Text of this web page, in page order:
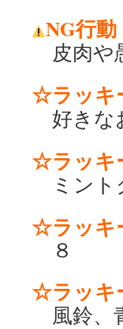
NG行動
皮肉や
☆ラッキ
好きな
☆ラッキ
ミント
☆ラッキ
８
☆ラッキ
風鈴、